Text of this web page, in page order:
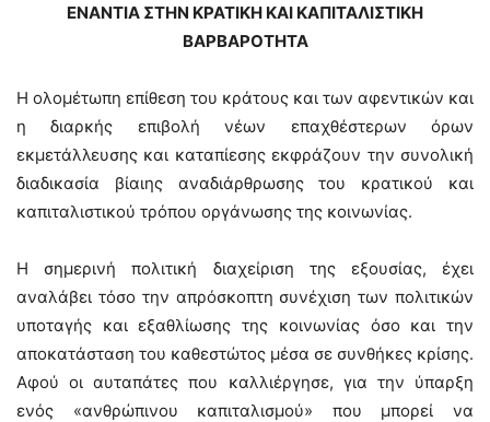
ΕΝΑΝΤΙΑ ΣΤΗΝ ΚΡΑΤΙΚΗ ΚΑΙ ΚΑΠΙΤΑΛΙΣΤΙΚΗ
ΒΑΡΒΑΡΟΤΗΤΑ
Η ολομέτωπη επίθεση του κράτους και των αφεντικών και
η διαρκής επιβολή νέων επαχθέστερων όρων
εκμετάλλευσης και καταπίεσης εκφράζουν την συνολική
διαδικασία βίαιης αναδιάρθρωσης του κρατικού και
καπιταλιστικού τρόπου οργάνωσης της κοινωνίας.
Η σημερινή πολιτική διαχείριση της εξουσίας, έχει
αναλάβει τόσο την απρόσκοπτη συνέχιση των πολιτικών
υποταγής και εξαθλίωσης της κοινωνίας όσο και την
αποκατάσταση του καθεστώτος μέσα σε συνθήκες κρίσης.
Αφού οι αυταπάτες που καλλιέργησε, για την ύπαρξη
ενός «ανθρώπινου καπιταλισμού» που μπορεί να